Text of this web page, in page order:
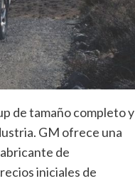
de tamaño completo y
GM ofrece una
de
iniciales de